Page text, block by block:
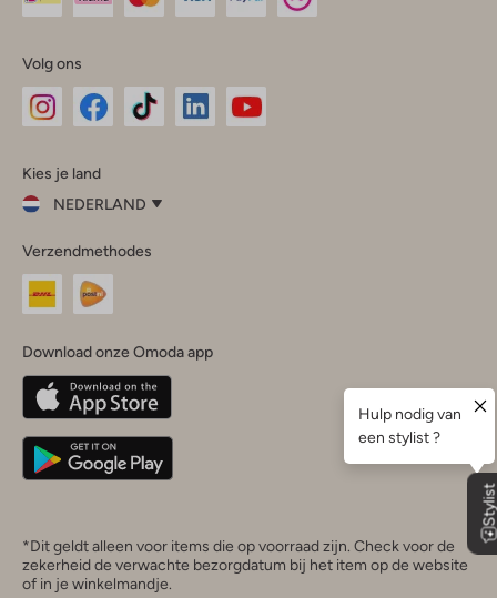
Volg ons
InstagramFacebook
Kies je land
NEDERLAND
je
land
Nederland
Belgique(Français)
Deutschland
Verzendmethodes
Download onze Omoda app
*Dit geldt alleen voor items die op voorraad zijn. Check voor de
zekerheid de verwachte bezorgdatum bij het item op de website
of in je winkelmandje.